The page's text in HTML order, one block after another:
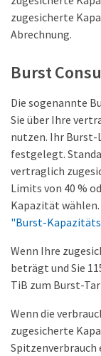
zugesicherte
Abrechnung.
Burst
Die sogenannte
Sie über Ihre
nutzen. Ihr
festgelegt.
vertraglich
Limits von 40 %
Kapazität
"Burst-
Wenn Ihre
beträgt und Sie
TiB zum Burst-
Wenn die
zugesicherte
Spitzenverbrauch